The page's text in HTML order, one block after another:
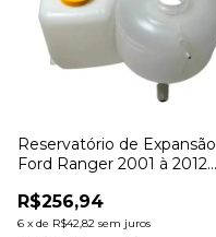
Reservatório de Expansão
Ford Ranger 2001 à 2012
R$256,94
6 x de R$42,82 sem juros